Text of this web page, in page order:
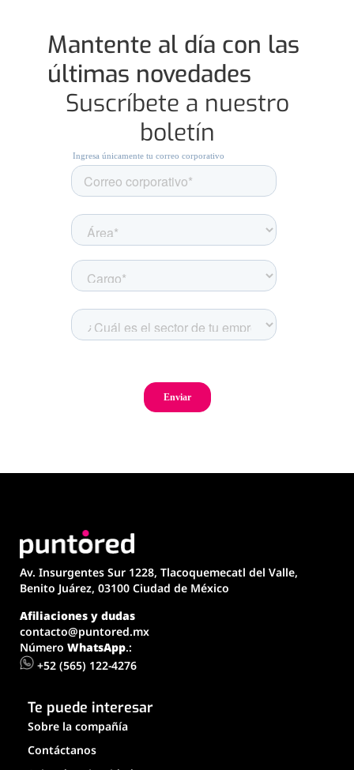
Mantente al día con las
últimas novedades
Suscríbete a nuestro
boletín
Av. Insurgentes Sur 1228, Tlacoquemecatl del Valle,
Benito Juárez, 03100 Ciudad de México
Afiliaciones y dudas
contacto@puntored.mx
Número WhatsApp.:
+52 (565) 122-4276
Te puede interesar
Sobre la compañía
Contáctanos